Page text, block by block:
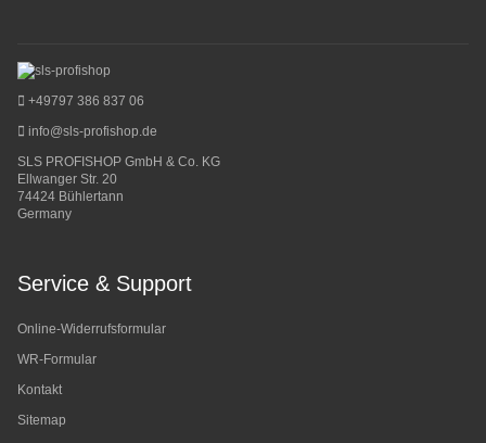
+49797 386 837 06
info@sls-profishop.de
SLS PROFISHOP GmbH & Co. KG
Ellwanger Str. 20
74424 Bühlertann
Germany
Service & Support
Online-Widerrufsformular
WR-Formular
Kontakt
Sitemap